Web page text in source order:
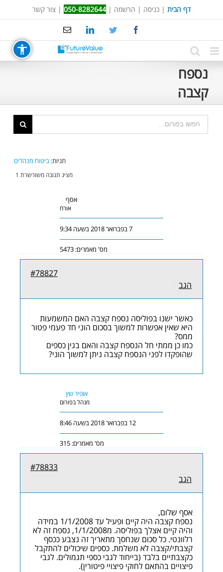
to
דף הבית | כניסה | הרשמה |
050-8282644
| צור קשר
Facebook
Twitter
LinkedIn
Email
נספח
קצבה
תגיות: ביטוח מנהלים
מציג תגובה משורשרת 1
אסף
אורח
7 בפברואר 2018 בשעה 9:34
מס' מאמרים: 5473
#78827
הגב
כאשר ישנו בפוליסה נספח קצבה האם המשמעות
היא שאין אפשרות למשוך בסכום הוני חד פעמי פטור
ממס?
כמו כן ממתי חל הנספח קצבה והאם בגין כספים
שהופקדו לפני הנספח קצבה ניתן למשוך הוני?
אופיר שץ
מנהל בפורום
12 בפברואר 2018 בשעה 8:46
מס' מאמרים: 315
#78833
הגב
אסף שלום,
נספח קצבה היה קיים ופעיל עד 1/1/2008 במידה
והיה קיים אצלך בפוליסה. מ1/1/2008, נספח זה לא
רלוונטי. כל סכום שנחסך מתאריך זה נצבע ככסף
קצבתי/קצבה לא משלמת. כספים שיכולים להתקבל
כקצבתיים בלבד (בייחוד לגבי כספי תגמולים. לגבי
פיצויים בהתאם לחוקי פיצויי פיטורין).